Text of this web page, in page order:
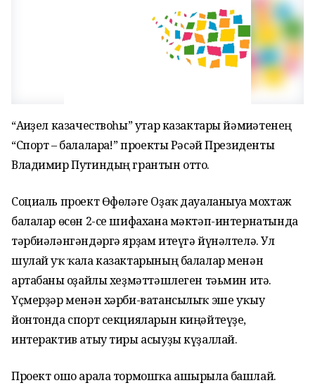
“Ағиҙел казачествоһы” утар казактары йәмғиәтенең
“Спорт – балаларға!” проекты Рәсәй Президенты
Владимир Путиндың грантын отто.
Социаль проект Өфөләге Оҙаҡ дауаланыуға мохтаж
балалар өсөн 2-се шифахана мәктәп-интернатында
тәрбиәләнгәндәргә ярҙам итеүгә йүнәлтелә. Ул
шулай уҡ ҡала казактарының балалар менән
артабанғы оҙайлы хеҙмәттәшлеген тәьмин итә.
Үҫмерҙәр менән хәрби-ватансылыҡ эше уҡыу
йонтонда спорт секцияларын киңәйтеүҙе,
интерактив атыу тиры асыуҙы күҙаллай.
Проект ошо арала тормошҡа ашырыла башлай.